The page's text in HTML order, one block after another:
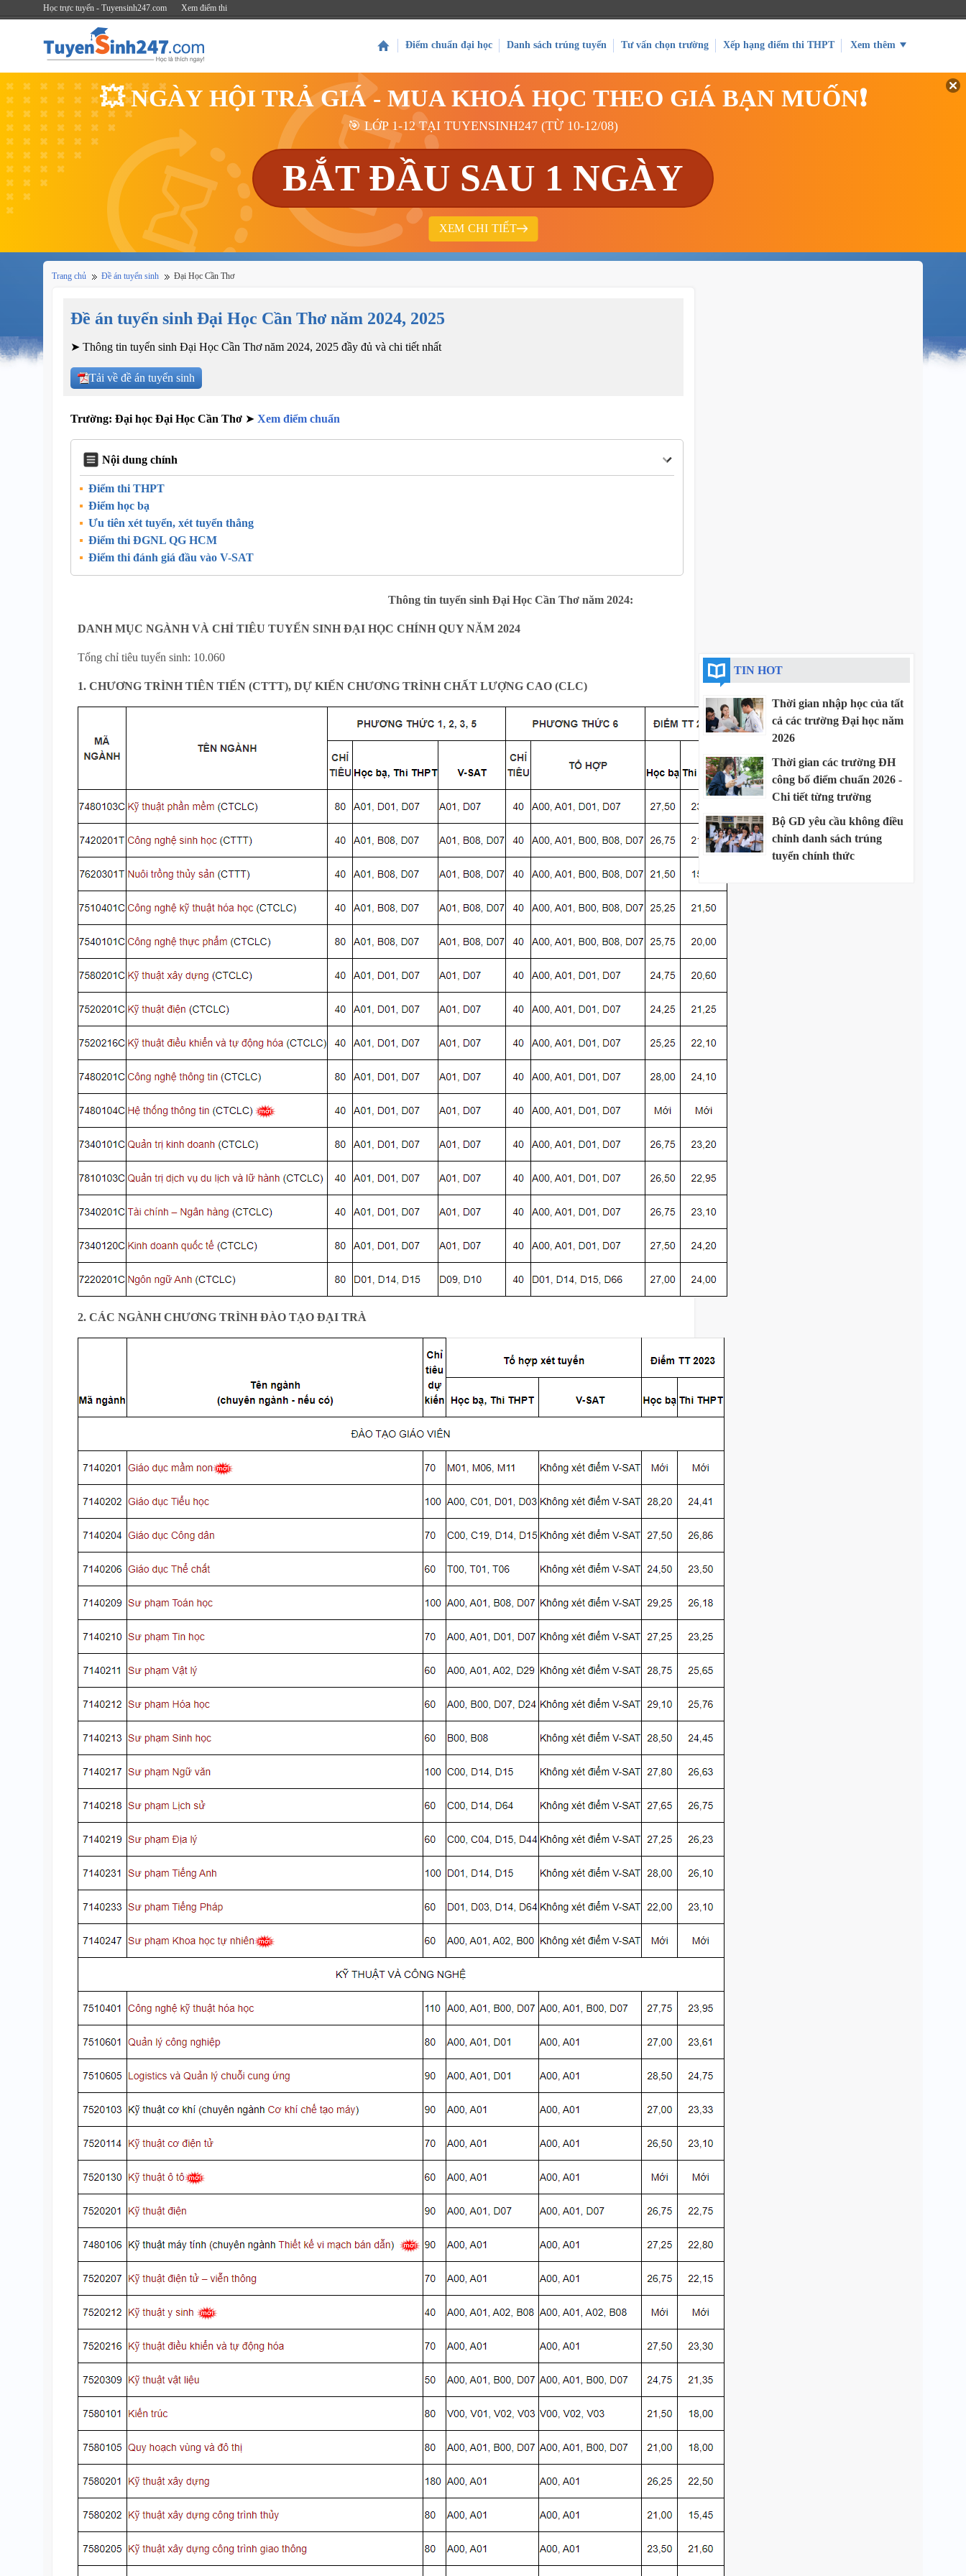
Học trực tuyến - Tuyensinh247.com Xem điểm thi
Điểm chuẩn đại học Danh sách trúng tuyển Tư vấn chọn trường Xếp hạng điểm thi THPT Xem thêm
💥 NGÀY HỘI TRẢ GIÁ - MUA KHOÁ HỌC THEO GIÁ BẠN MUỐN❗
🎯 LỚP 1-12 TẠI TUYENSINH247 (TỪ 10-12/08)
BẮT ĐẦU SAU 1 NGÀY
XEM CHI TIẾT
Trang chủ Đề án tuyển sinh Đại Học Cần Thơ
Đề án tuyển sinh Đại Học Cần Thơ năm 2024, 2025
➤ Thông tin tuyển sinh Đại Học Cần Thơ năm 2024, 2025 đầy đủ và chi tiết nhất
Tải về đề án tuyển sinh
Trường: Đại học Đại Học Cần Thơ ➤ Xem điểm chuẩn
Nội dung chính
Điểm thi THPT
Điểm học bạ
Ưu tiên xét tuyển, xét tuyển thẳng
Điểm thi ĐGNL QG HCM
Điểm thi đánh giá đầu vào V-SAT
Thông tin tuyển sinh Đại Học Cần Thơ năm 2024:
DANH MỤC NGÀNH VÀ CHỈ TIÊU TUYỂN SINH ĐẠI HỌC CHÍNH QUY NĂM 2024
Tổng chỉ tiêu tuyển sinh: 10.060
1. CHƯƠNG TRÌNH TIÊN TIẾN (CTTT), DỰ KIẾN CHƯƠNG TRÌNH CHẤT LƯỢNG CAO (CLC)
2. CÁC NGÀNH CHƯƠNG TRÌNH ĐÀO TẠO ĐẠI TRÀ
TIN HOT
Thời gian nhập học của tất
cả các trường Đại học năm
2026
Thời gian các trường ĐH
công bố điểm chuẩn 2026 -
Chi tiết từng trường
Bộ GD yêu cầu không điều
chỉnh danh sách trúng
tuyển chính thức